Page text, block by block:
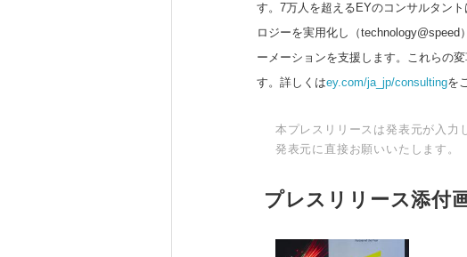
す。7万人を超えるEYのコンサルタン
ロジーを実用化し（
ーメーションを支援します。これらの
す。詳しくはey.com/ja_jp/consultingを
本プレスリリースは発表元が入力
発表元に直接お願いいたします。
プレスリリース添付